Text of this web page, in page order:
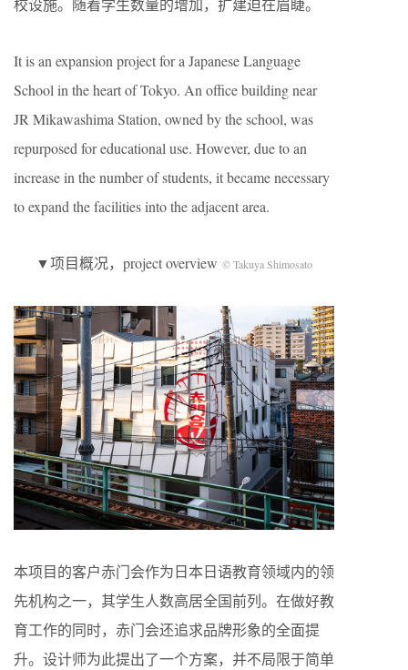
校设施。随着学生数量的增加，扩建迫在眉睫。
It is an expansion project for a Japanese Language
School in the heart of Tokyo. An office building near
JR Mikawashima Station, owned by the school, was
repurposed for educational use. However, due to an
increase in the number of students, it became necessary
to expand the facilities into the adjacent area.
▼项目概况，project overview © Takuya Shimosato
本项目的客户赤门会作为日本日语教育领域内的领
先机构之一，其学生人数高居全国前列。在做好教
育工作的同时，赤门会还追求品牌形象的全面提
升。设计师为此提出了一个方案，并不局限于简单